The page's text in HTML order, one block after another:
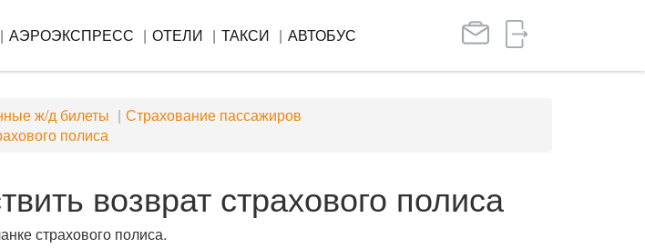
АЭРОЭКСПРЕСС ОТЕЛИ ТАКСИ АВТОБУС
ж/д билеты
Страхование пассажиров
полиса
возврат страхового полиса
страхового полиса.